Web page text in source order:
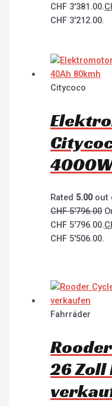
CHF 3'381.00.
CHF 3'212.00.
Citycoco
Rated 5.00out
CHF5'796.00
CHF 5'796.00.
CHF 5'506.00.
Fahrräder
26 Zoll